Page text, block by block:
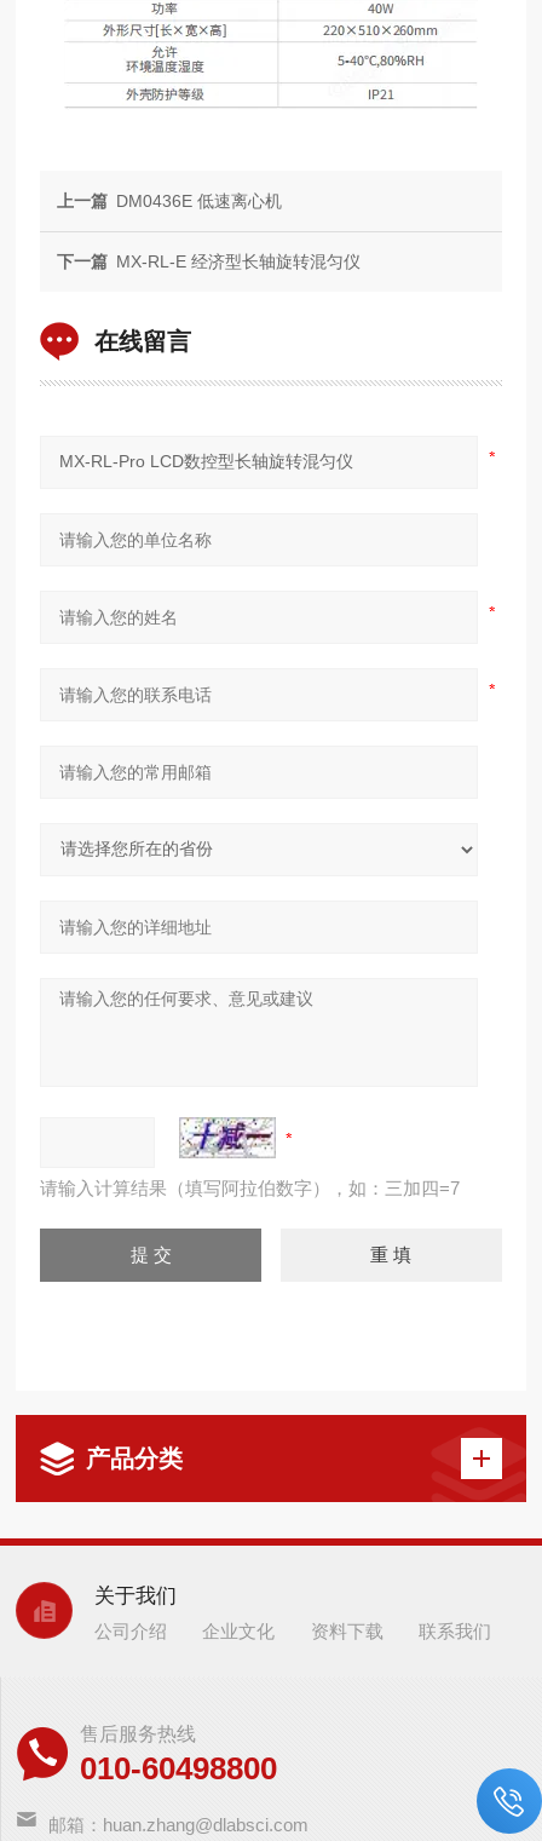
上一篇 DM0436E 低速离心机
下一篇 MX-RL-E 经济型长轴旋转混匀仪
在线留言
请输入计算结果（填写阿拉伯数字），如：三加四=7
产品分类
关于我们
公司介绍 企业文化 资料下载 联系我们
售后服务热线
010-60498800
邮箱：huan.zhang@dlabsci.com